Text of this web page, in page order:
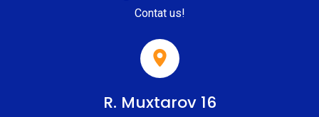
Contat us!
R. Muxtarov 16